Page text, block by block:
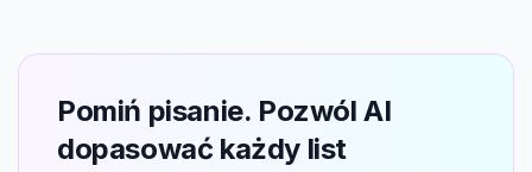
Pomiń pisanie. Pozwól AI
dopasować każdy list